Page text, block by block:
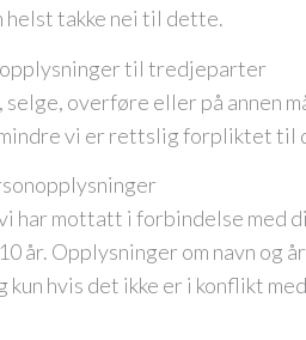
helst takke nei til dette.
til tredjeparter
selge, overføre eller på annen
vi er rettslig forpliktet til
har mottatt i forbindelse med
år. Opplysninger om navn og
kun hvis det ikke er i konflikt